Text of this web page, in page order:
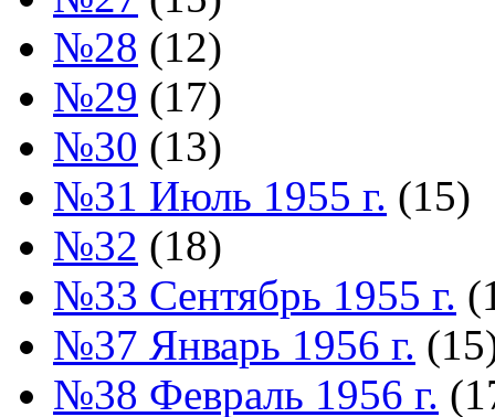
№28 (12)
№29 (17)
№30 (13)
№31 Июль 1955 г. (15)
№32 (18)
№33 Сентябрь 1955 г.
№37 Январь 1956 г.
№38 Февраль 1956 г.